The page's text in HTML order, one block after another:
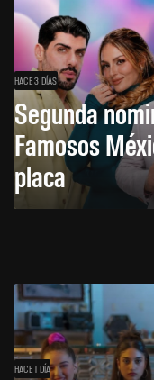
HACE 3 DÍAS
Segunda
Famosos
placa
HACE 1 DÍA